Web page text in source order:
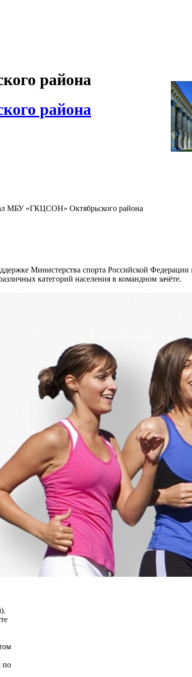
района
района
МБУ «ГКЦСОН» Октябрьского района
Министерства спорта Российской Федерации
категорий населения в командном зачёте.
по